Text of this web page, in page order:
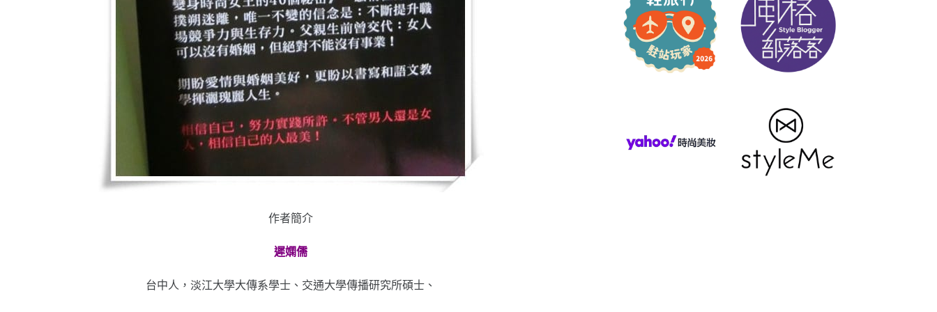
作者簡介
遲嫻儒
台中人，淡江大學大傳系學士、交通大學傳播研究所碩士、